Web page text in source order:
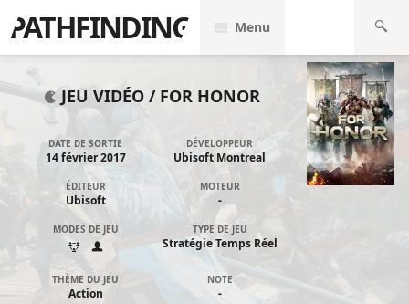
PATHFINDING Menu
JEU VIDÉO / FOR HONOR
DATE DE SORTIE
14 février 2017
DÉVELOPPEUR
Ubisoft Montreal
ÉDITEUR
Ubisoft
MOTEUR
-
MODES DE JEU TYPE DE JEU
Stratégie Temps Réel
THÈME DU JEU
Action
NOTE
-